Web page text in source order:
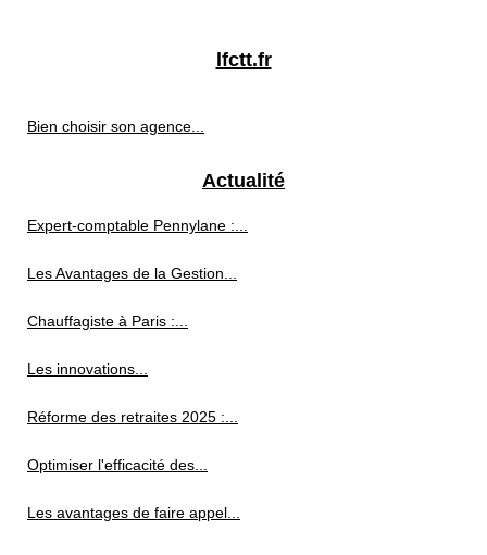
lfctt.fr
Bien choisir son agence...
Actualité
Expert-comptable Pennylane :...
Les Avantages de la Gestion...
Chauffagiste à Paris :...
Les innovations...
Réforme des retraites 2025 :...
Optimiser l'efficacité des...
Les avantages de faire appel...